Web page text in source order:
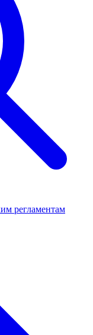
регламентам